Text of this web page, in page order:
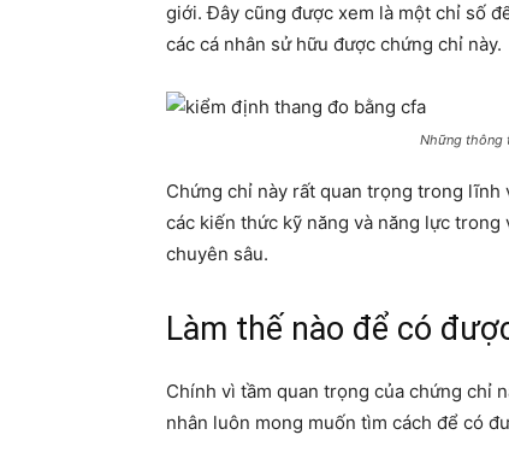
giới. Đây cũng được xem là một chỉ số
các cá nhân sử hữu được chứng chỉ này.
Những thông
Chứng chỉ này rất quan trọng trong lĩnh
các kiến thức kỹ năng và năng lực
chuyên sâu.
Làm thế nào để có
Chính vì tầm quan trọng của chứng chỉ
nhân luôn mong muốn tìm cách để có